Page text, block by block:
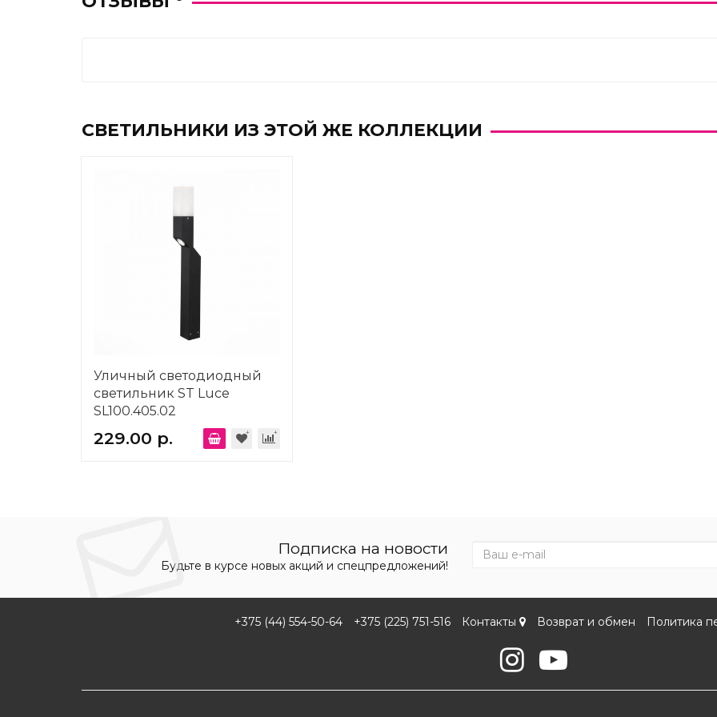
СВЕТИЛЬНИКИ ИЗ ЭТОЙ ЖЕ КОЛЛЕКЦИИ
Уличный светодиодный
светильник ST Luce
SL100.405.02
229.00 р.
Подписка на новости
Будьте в курсе новых акций и спецпредложений!
+375 (44) 554-50-64 +375 (225) 751-516 Контакты Возврат и обмен Политика